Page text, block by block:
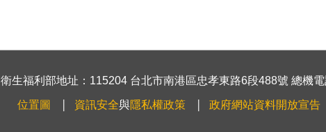
衛生福利部地址：115204 台北市南港區忠孝東路6段488號 總機
位置圖 資訊安全與隱私權政策 政府網站資料開放宣告